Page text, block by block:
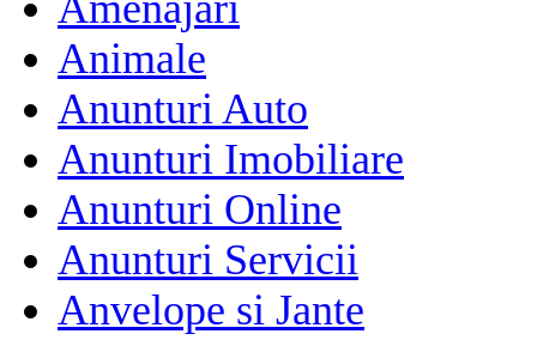
Animale
Anunturi Auto
Anunturi Imobiliare
Anunturi Online
Anunturi Servicii
Anvelope si Jante